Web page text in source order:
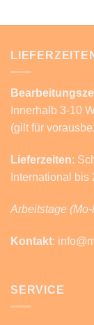
Innerhalb 3-10
(gilt für
Lieferzeiten:
International bis
Arbeitstage (Mo-
Kontakt:
SERVICE